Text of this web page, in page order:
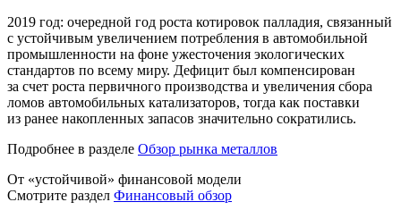
2019 год: очередной год роста котировок палладия, связанный
с устойчивым увеличением потребления в автомобильной
промышленности на фоне ужесточения экологических
стандартов по всему миру. Дефицит был компенсирован
за счет роста первичного производства и увеличения сбора
ломов автомобильных катализаторов, тогда как поставки
из ранее накопленных запасов значительно сократились.
Подробнее в разделе Обзор рынка металлов
От «устойчивой» финансовой модели
Смотрите раздел Финансовый обзор